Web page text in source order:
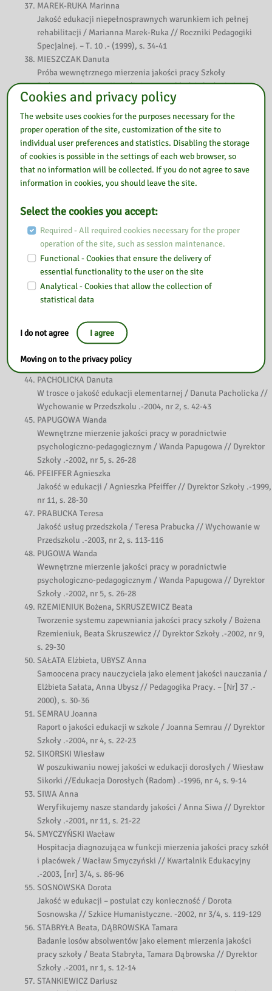
MAREK-RUKA Marinna
Jakość edukacji niepełnosprawnych warunkiem ich pełnej
rehabilitacji / Marianna Marek-Ruka // Roczniki Pedagogiki
Specjalnej. – T. 10 .- (1999), s. 34-41
MIESZCZAK Danuta
Próba wewnętrznego mierzenia jakości pracy Szkoły
Podstawowej nr 4 w Koszalinie na przykładzie badania jej
efektywności / Danuta Mieszczak // Dyrektor Szkoły .-2001, nr
7/8, s. 17-20
MRULA Anna
Jakość nauczania w kontekście nowych wymagań stawianych
szkole (na przykładzie geografii) /Anna Mrula // Edukacja
.-2000, nr 3, dod. s. 16-20
NIERZWICKI Witold, RUDZIK Agata
Nierzwicki, Agata Rudzik // Edukacja Ustawiczna Dorosłych .-
NOWAK Małgorzata
W poszukiwaniu jakości doskonalenia / Małgorzata Nowak //
Nowa Szkoła .-2003, nr 3, s. 12-14
OKOŃSKA Tamara
System wspierania jakości pracy szkoły w strategicznym planie
jej rozwoju / Tamara Okońska // Kwartalnik Edukacyjny .-2001,
ORRU Andreas, BARTZ Brunon
Polityka, cele i programy jakości w zarządzaniu instytucjami
oświatowymi / Andreas Orru, Brunon Bartz //Edukacja
Ustawiczna Dorosłych .-1999, nr 3, s. 71-77
PACHOLICKA Danuta
W trosce o jakość edukacji elementarnej / Danuta Pacholicka //
Wychowanie w Przedszkolu .-2004, nr 2, s. 42-43
PAPUGOWA Wanda
Wewnętrzne mierzenie jakości pracy w poradnictwie
psychologiczno-pedagogicznym / Wanda Papugowa // Dyrektor
Szkoły .-2002, nr 5, s. 26-28
PFEIFFER Agnieszka
Jakość w edukacji / Agnieszka Pfeiffer // Dyrektor Szkoły .-1999,
nr 11, s. 28-30
PRABUCKA Teresa
Jakość usług przedszkola / Teresa Prabucka // Wychowanie w
Przedszkolu .-2003, nr 2, s. 113-116
PUGOWA Wanda
Wewnętrzne mierzenie jakości pracy w poradnictwie
psychologiczno-pedagogicznym / Wanda Papugowa // Dyrektor
Szkoły .-2002, nr 5, s. 26-28
RZEMIENIUK Bożena, SKRUSZEWICZ Beata
Tworzenie systemu zapewniania jakości pracy szkoły / Bożena
Rzemieniuk, Beata Skruszewicz // Dyrektor Szkoły .-2002, nr 9,
s. 29-30
SAŁATA Elżbieta, UBYSZ Anna
Samoocena pracy nauczyciela jako element jakości nauczania /
Elżbieta Sałata, Anna Ubysz // Pedagogika Pracy. – [Nr] 37 .-
2000), s. 30-36
SEMRAU Joanna
Raport o jakości edukacji w szkole / Joanna Semrau // Dyrektor
Szkoły .-2004, nr 4, s. 22-23
SIKORSKI Wiesław
W poszukiwaniu nowej jakości w edukacji dorosłych / Wiesław
Sikorki //Edukacja Dorosłych (Radom) .-1996, nr 4, s. 9-14
SIWA Anna
Weryfikujemy nasze standardy jakości / Anna Siwa // Dyrektor
Szkoły .-2001, nr 11, s. 21-22
SMYCZYŃSKI Wacław
Hospitacja diagnozująca w funkcji mierzenia jakości pracy szkół
i placówek / Wacław Smyczyński // Kwartalnik Edukacyjny
.-2003, [nr] 3/4, s. 86-96
SOSNOWSKA Dorota
Jakość w edukacji – postulat czy konieczność / Dorota
Sosnowska // Szkice Humanistyczne. -2002, nr 3/4, s. 119-129
STABRYŁA Beata, DĄBROWSKA Tamara
Badanie losów absolwentów jako element mierzenia jakości
pracy szkoły / Beata Stabryła, Tamara Dąbrowska // Dyrektor
Szkoły .-2001, nr 1, s. 12-14
STANKIEWICZ Dariusz
Cookies and privacy policy
The website uses cookies for the purposes necessary for the
proper operation of the site, customization of the site to
individual user preferences and statistics. Disabling the storage
of cookies is possible in the settings of each web browser, so
that no information will be collected. If you do not agree to save
information in cookies, you should leave the site.
Select the cookies you accept:
Required - All required cookies necessary for the proper
operation of the site, such as session maintenance.
Functional - Cookies that ensure the delivery of
essential functionality to the user on the site
Analytical - Cookies that allow the collection of
statistical data
I do not agree I agree
Moving on to the privacy policy